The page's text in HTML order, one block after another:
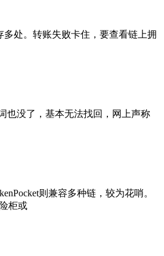
处。转账失败卡住，要查看链上拥
也没了，基本无法找回，网上声称
则兼容多种链，较为花哨。
柜或